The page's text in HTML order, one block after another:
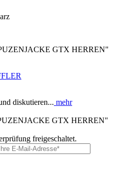
GTX HERREN"
diskutieren... mehr
GTX HERREN"
freigeschaltet.